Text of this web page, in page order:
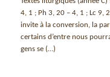
4, 1 ; Ph 3, 20 – 4, 1 ; Lc 9,
invite à la conversion, la
certains d’entre nous
gens se (…)